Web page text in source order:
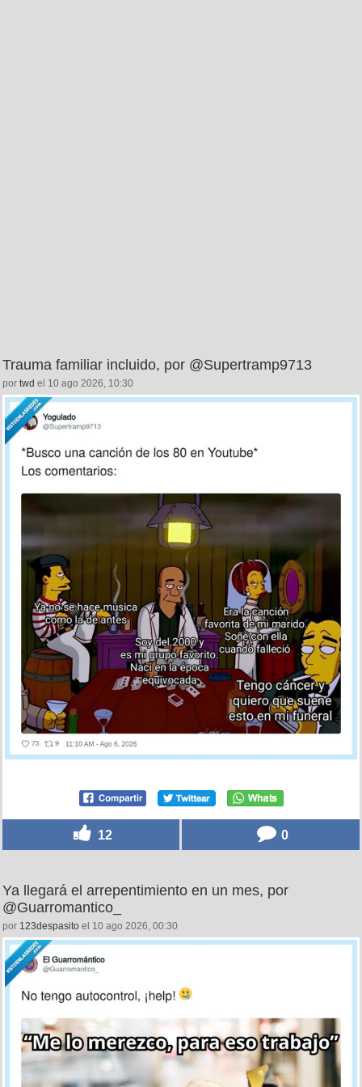
Trauma familiar incluido, por @Supertramp9713
por twd el 10 ago 2026, 10:30
12 0
Ya llegará el arrepentimiento en un mes, por
@Guarromantico_
por 123despasito el 10 ago 2026, 00:30